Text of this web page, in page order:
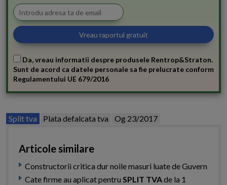
Da, vreau informatii despre produsele Rentrop&Straton.
Sunt de acord ca datele personale sa fie prelucrate conform
Regulamentului UE 679/2016
Split tva Plata defalcata tva Og 23/2017
Articole similare
Constructorii critica dur noile masuri luate de Guvern
Cate firme au aplicat pentru SPLIT TVAde la 1